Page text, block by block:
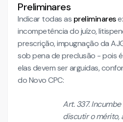
Preliminares
Indicar todas as preliminares
incompetência do juízo,
prescrição, impugnação da
sob pena de preclusão - pois
elas devem ser arguidas,
do Novo CPC:
Art. 337.
discutir o mérito,